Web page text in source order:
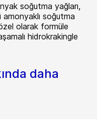
soğutma yağları,
soğutma
olarak formüle
hidrokrakingle
daha